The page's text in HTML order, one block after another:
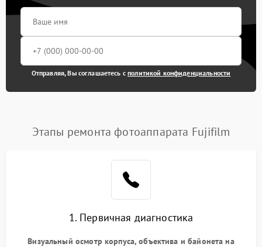
Отправляя, Вы соглашаетесь сполитикой конфиденциальности
Этапы ремонта фотоаппарата Fujifilm
1. Первичная диагностика
Визуальный осмотр корпуса, объектива и байонета на